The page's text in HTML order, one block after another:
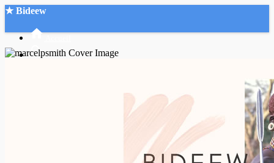
★ Bideew